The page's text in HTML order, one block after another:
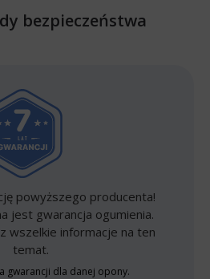
bezpieczeństwa
powyższego producenta!
jest gwarancja ogumienia.
wszelkie informacje na ten
temat.
gwarancji dla danej opony.